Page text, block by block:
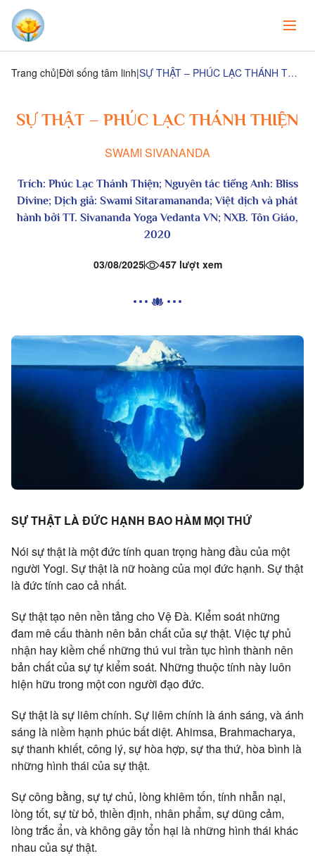
Trang chủ Đời sống tâm linh SỰ THẬT – PHÚC LẠC THÁNH THIỆN
SỰ THẬT – PHÚC LẠC THÁNH THIỆN
SWAMI SIVANANDA
Trích: Phúc Lạc Thánh Thiện; Nguyên tác tiếng Anh: Bliss
Divine; Dịch giả: Swami Sitaramananda; Việt dịch và phát
hành bởi TT. Sivananda Yoga Vedanta VN; NXB. Tôn Giáo,
2020
03/08/2025 457 lượt xem
SỰ THẬT LÀ ĐỨC HẠNH BAO HÀM MỌI THỨ
Nói sự thật là một đức tính quan trọng hàng đầu của một
người Yogi. Sự thật là nữ hoàng của mọi đức hạnh. Sự thật
là đức tính cao cả nhất.
Sự thật tạo nên nền tảng cho Vệ Đà. Kiểm soát những
đam mê cấu thành nên bản chất của sự thật. Việc tự phủ
nhận hay kiềm chế những thú vui trần tục hình thành nên
bản chất của sự tự kiểm soát. Những thuộc tính này luôn
hiện hữu trong một con người đạo đức.
Sự thật là sự liêm chính. Sự liêm chính là ánh sáng, và ánh
sáng là niềm hạnh phúc bất diệt. Ahimsa, Brahmacharya,
sự thanh khiết, công lý, sự hòa hợp, sự tha thứ, hòa bình là
những hình thái của sự thật.
Sự công bằng, sự tự chủ, lòng khiêm tốn, tính nhẫn nại,
lòng tốt, sự từ bỏ, thiền định, nhân phẩm, sự dũng cảm,
lòng trắc ẩn, và không gây tổn hại là những hình thái khác
nhau của sự thật.